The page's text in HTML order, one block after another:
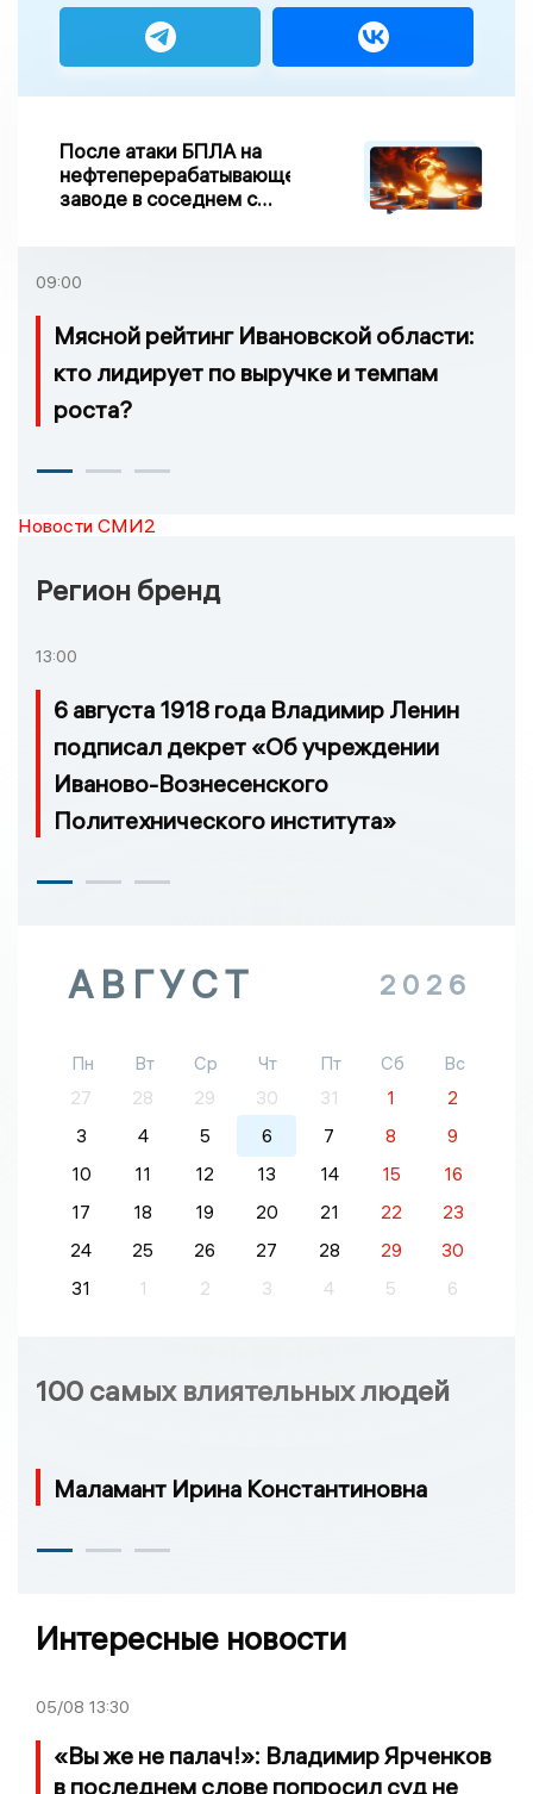
После атаки БПЛА на
нефтеперерабатывающем
заводе в соседнем с
возгорание
09:00
Мясной рейтинг Ивановской области:
кто лидирует по выручке и темпам
роста?
Новости СМИ2
Регион бренд
13:00
6 августа 1918 года Владимир Ленин
подписал декрет «Об учреждении
Иваново-Вознесенского
Политехнического института»
АВГУСТ 2026
Пн Вт Ср Чт Пт Сб
Вс
27
28 29 30 31 1
2
3
4 5 6 7 8
9
10
11 12 13 14 15
16
17
18 19 20 21 22
23
24
25 26 27 28 29
30
31
1 2 3 4 5 6
100 самых влиятельных людей
Маламант Ирина Константиновна
Интересные новости
05/08 13:30
«Вы же не палач!»: Владимир Ярченков
в последнем слове попросил суд не